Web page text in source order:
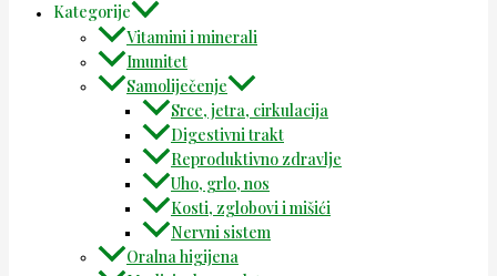
Kategorije
Vitamini i minerali
Imunitet
Samoliječenje
Srce, jetra, cirkulacija
Digestivni trakt
Reproduktivno zdravlje
Uho, grlo, nos
Kosti, zglobovi i mišići
Nervni sistem
Oralna higijena